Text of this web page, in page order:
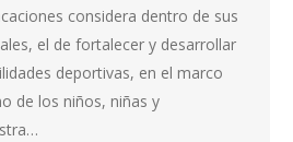
considera dentro de sus
el de fortalecer y desarrollar
deportivas, en el marco
de los niños, niñas y